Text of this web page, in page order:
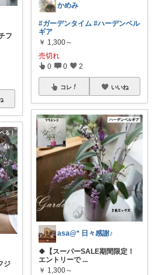
フ
ジ
かめみ
#ガーデンタイム #ハーデンベル
ギア
￥ 1,300～
売切れ
0 0 2
コレ いいね
asa@* 日々感謝♪
🍀【スーパーSALE期間限定！
エントリーで ...
￥ 1,300～